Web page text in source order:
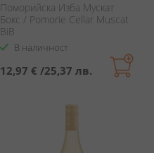
Поморийска Изба Мускат
Бокс / Pomorie Cellar Muscat
BiB
В наличност
12,97 € /25,37 лв.